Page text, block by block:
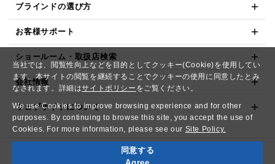
当社では、閲覧性向上などを目的としてクッキー(Cookie)を使用してい
ます。本サイトの閲覧を継続することでクッキーの使用に同意したとみ
なされます。詳細はサイトポリシー をご覧ください。
We use Cookies to improve browsing experience and for other
purposes. By continuing to browse this site, you accept the use of
Cookies. For more information, please see our Site Policy.
同意する
ブラインドの選び方
お客様サポート
ショールーム・取扱店検索
会社情報
ウェブサイトについて
Copyright© NICHIBEI CO.,LTD. All Rights Reserved.